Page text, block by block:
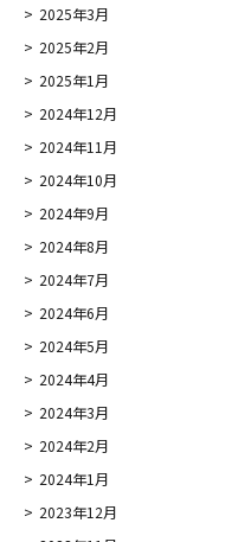
2025年3月
2025年2月
2025年1月
2024年12月
2024年11月
2024年10月
2024年9月
2024年8月
2024年7月
2024年6月
2024年5月
2024年4月
2024年3月
2024年2月
2024年1月
2023年12月